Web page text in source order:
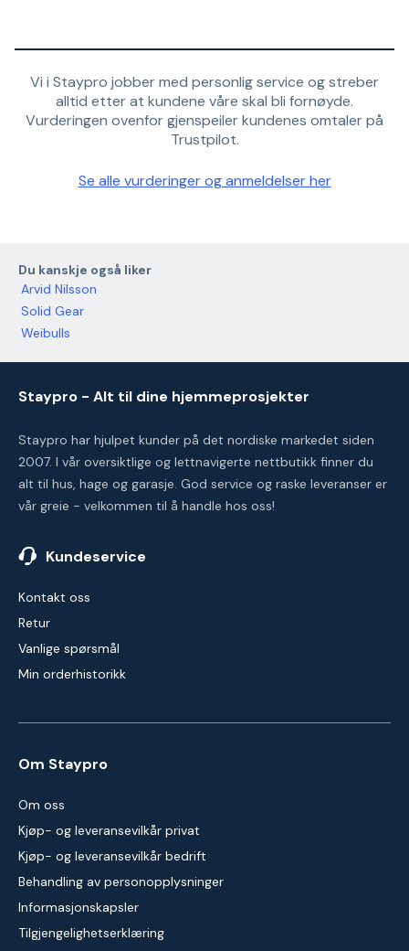
Vi i Staypro jobber med personlig service og streber
alltid etter at kundene våre skal bli fornøyde.
Vurderingen ovenfor gjenspeiler kundenes omtaler på
Trustpilot.
Se alle vurderinger og anmeldelser her
Du kanskje også liker
Arvid Nilsson
Solid Gear
Weibulls
Staypro - Alt til dine hjemmeprosjekter
Staypro har hjulpet kunder på det nordiske markedet siden
2007. I vår oversiktlige og lettnavigerte nettbutikk finner du
alt til hus, hage og garasje. God service og raske leveranser er
vår greie - velkommen til å handle hos oss!
Kundeservice
Kontakt oss
Retur
Vanlige spørsmål
Min orderhistorikk
Om Staypro
Om oss
Kjøp- og leveransevilkår privat
Kjøp- og leveransevilkår bedrift
Behandling av personopplysninger
Informasjonskapsler
Tilgjengelighetserklæring